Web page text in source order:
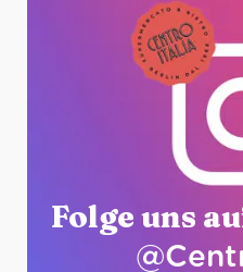
Folge uns